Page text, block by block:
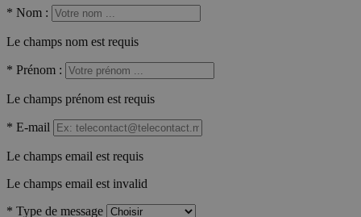
* Nom :
Le champs nom est requis
* Prénom :
Le champs prénom est requis
* E-mail
Le champs email est requis
Le champs email est invalid
* Type de message